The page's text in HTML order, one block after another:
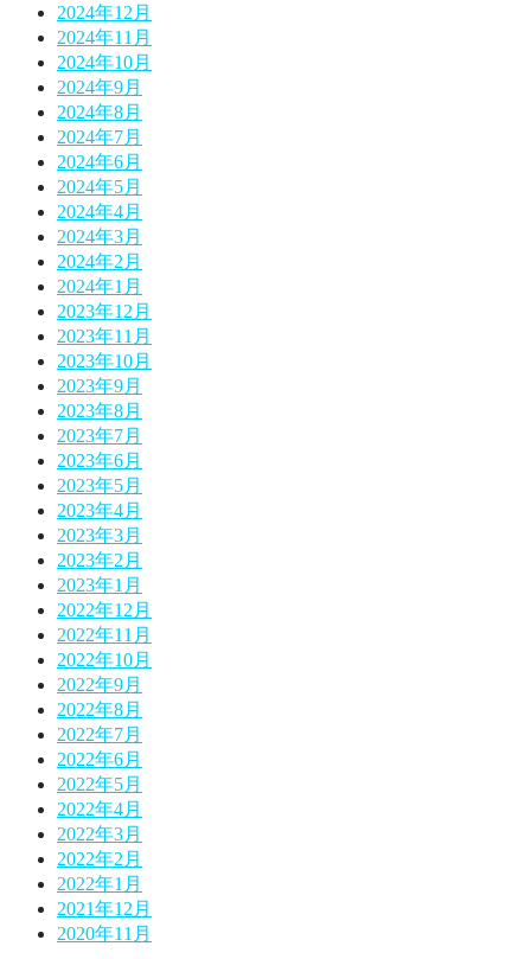
2024年12月
2024年11月
2024年10月
2024年9月
2024年8月
2024年7月
2024年6月
2024年5月
2024年4月
2024年3月
2024年2月
2024年1月
2023年12月
2023年11月
2023年10月
2023年9月
2023年8月
2023年7月
2023年6月
2023年5月
2023年4月
2023年3月
2023年2月
2023年1月
2022年12月
2022年11月
2022年10月
2022年9月
2022年8月
2022年7月
2022年6月
2022年5月
2022年4月
2022年3月
2022年2月
2022年1月
2021年12月
2020年11月